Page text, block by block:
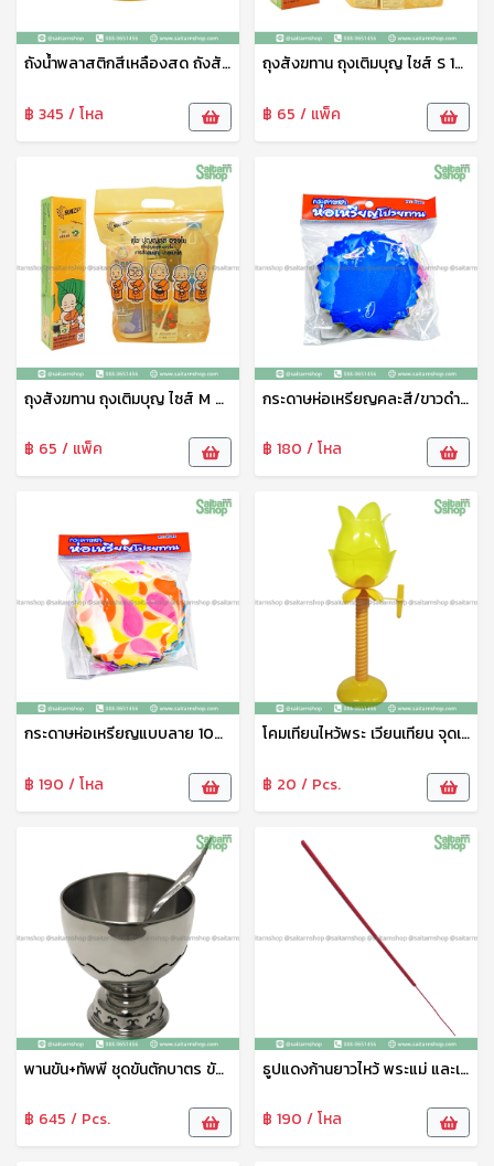
ถังน้ำพลาสติกสีเหลืองสด ถังสังฆทาน 2.5K No.205 SRT
฿ 345 / โหล
ถุงสังฆทาน ถุงเติมบุญ ไซส์ S 18x24 ซม. Sunzip
฿ 65 / แพ็ค
ถุงสังฆทาน ถุงเติมบุญ ไซส์ M 27x27 ซม. Sunzip
฿ 65 / แพ็ค
กระดาษห่อเหรียญคละสี/ขาวดำ 100แผ่น 0
฿ 180 / โหล
กระดาษห่อเหรียญแบบลาย 100แผ่น 0
฿ 190 / โหล
โคมเทียนไหว้พระ เวียนเทียน จุดเทียนถือดอกบัว สีเหลือง vv
฿ 20 / Pcs.
พานขัน+ทัพพี ชุดขันตักบาตร ขันน้ำพร้อมพานรองลายไทย พานรองสแตนเลส 20 ซม. จากัวร์
฿ 645 / Pcs.
ธูปแดงก้านยาวไหว้ พระแม่ และเทพทุกพระองค์ ธูปจุดบูชา ธูปจุดไหว้พระ ธูปหอม ธูปหอมไทย ควันน้อย จุดติดง่าย ธูปแดงท้าวเวสสุวรรณ ลัคกี้
฿ 190 / โหล